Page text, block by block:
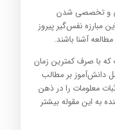
و تخصصی شدن
مبارزه نفس‌گیر پیروز
آشنا باشند.
با صرف کمترین زمان
دانش‌آموز بر مطالب
معلومات را در ذهن
به این مقوله بیشتر